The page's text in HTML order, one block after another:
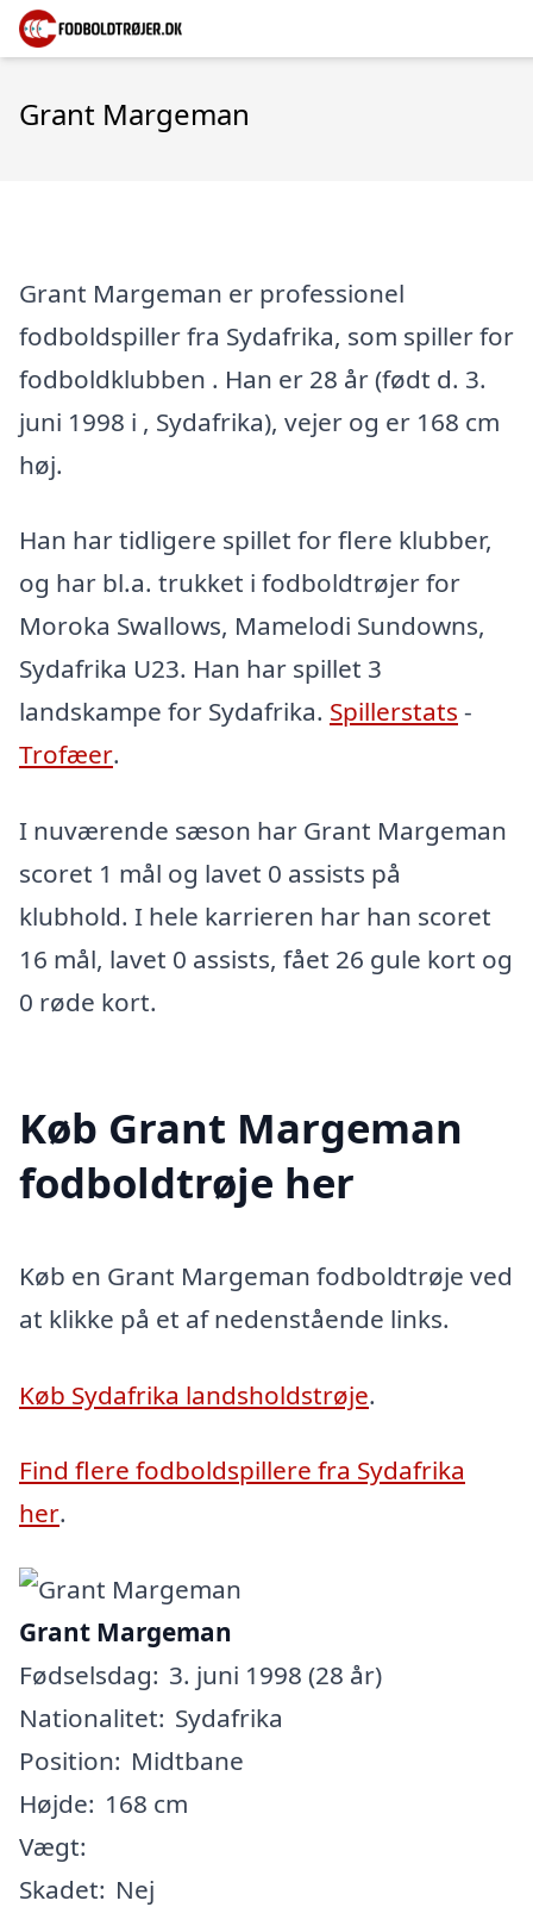
Grant Margeman
Grant Margeman er professionel
fodboldspiller fra Sydafrika, som spiller for
fodboldklubben . Han er 28 år (født d. 3.
juni 1998 i , Sydafrika), vejer og er 168 cm
høj.
Han har tidligere spillet for flere klubber,
og har bl.a. trukket i fodboldtrøjer for
Moroka Swallows, Mamelodi Sundowns,
Sydafrika U23. Han har spillet 3
landskampe for Sydafrika. Spillerstats -
Trofæer.
I nuværende sæson har Grant Margeman
scoret 1 mål og lavet 0 assists på
klubhold. I hele karrieren har han scoret
16 mål, lavet 0 assists, fået 26 gule kort og
0 røde kort.
Køb Grant Margeman
fodboldtrøje her
Køb en Grant Margeman fodboldtrøje ved
at klikke på et af nedenstående links.
Køb Sydafrika landsholdstrøje.
Find flere fodboldspillere fra Sydafrika
her.
Grant Margeman
Fødselsdag: 3. juni 1998 (28 år)
Nationalitet: Sydafrika
Position: Midtbane
Højde: 168 cm
Vægt:
Skadet: Nej